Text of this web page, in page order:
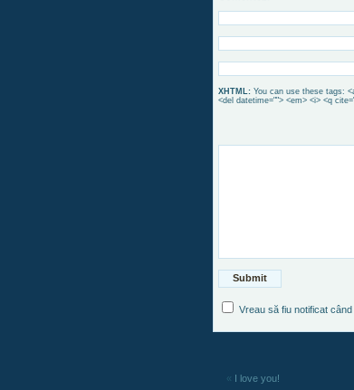
XHTML: You can use these tags:
<del datetime=""> <em> <i> <q
Vreau să fiu notificat
« I love you!